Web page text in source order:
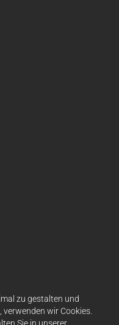
zu gestalten und
wir Cookies.
Sie in unserer